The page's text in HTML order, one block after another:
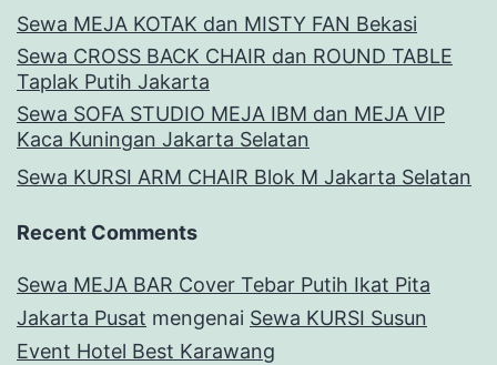
Sewa MEJA KOTAK dan MISTY FAN Bekasi
Sewa CROSS BACK CHAIR dan ROUND TABLE
Taplak Putih Jakarta
Sewa SOFA STUDIO MEJA IBM dan MEJA VIP
Kaca Kuningan Jakarta Selatan
Sewa KURSI ARM CHAIR Blok M Jakarta Selatan
Recent Comments
Sewa MEJA BAR Cover Tebar Putih Ikat Pita
Jakarta Pusat mengenai Sewa KURSI Susun
Event Hotel Best Karawang